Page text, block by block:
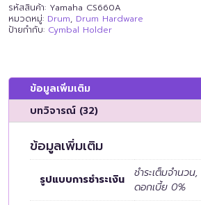
รหัสสินค้า: Yamaha CS660A
หมวดหมู่: Drum, Drum Hardware
ป้ายกำกับ: Cymbal Holder
ข้อมูลเพิ่มเติม
บทวิจารณ์ (32)
ข้อมูลเพิ่มเติม
รูปแบบการชำระเงิน
ชำระเต็มจำนวน
ดอกเบี้ย 0%